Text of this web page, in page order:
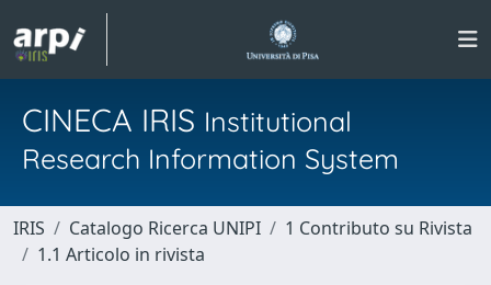
CINECA IRIS Institutional
Research Information System
IRIS Catalogo Ricerca UNIPI
1 Contributo su Rivista
1.1 Articolo in rivista